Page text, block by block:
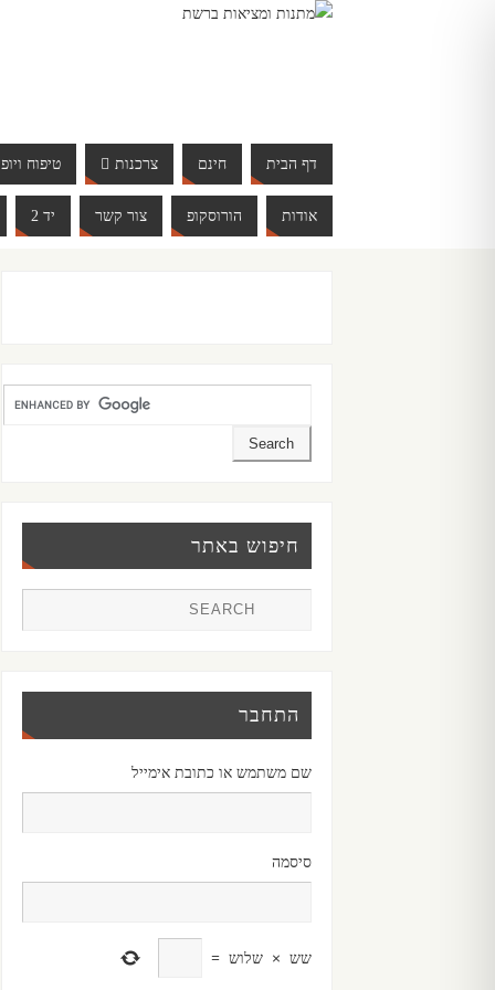
דף הבית חינם צרכנות טיפוח
אודות הורוסקופ צור קשר יד 2
חיפוש באתר
התחבר
שם משתמש או כתובת אימייל
סיסמה
שש × שלוש =